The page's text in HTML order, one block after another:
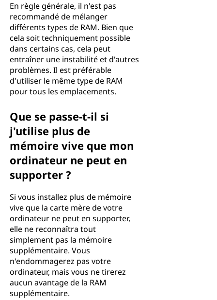
En règle générale, il n'est pas
recommandé de mélanger
différents types de RAM. Bien que
cela soit techniquement possible
dans certains cas, cela peut
entraîner une instabilité et d'autres
problèmes. Il est préférable
d'utiliser le même type de RAM
pour tous les emplacements.
Que se passe-t-il si
j'utilise plus de
mémoire vive que mon
ordinateur ne peut en
supporter ?
Si vous installez plus de mémoire
vive que la carte mère de votre
ordinateur ne peut en supporter,
elle ne reconnaîtra tout
simplement pas la mémoire
supplémentaire. Vous
n'endommagerez pas votre
ordinateur, mais vous ne tirerez
aucun avantage de la RAM
supplémentaire.